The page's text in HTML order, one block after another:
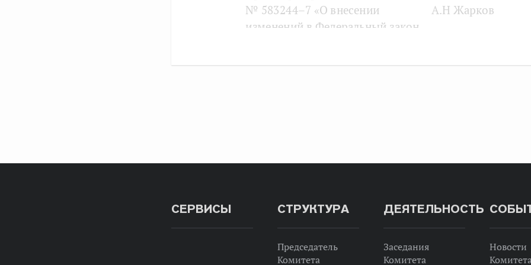
№ 583244–7 «О внесении
изменений в Федеральный закон
воинских формирований
медицинского обеспечения).
Внесен в Государственную Думу
членами Совета Федерации
Ф.А. Клинцевичем,
А.Н Жарков
СЕРВИСЫ СТРУКТУРА
Председатель
Комитета
ДЕЯТЕЛЬНОСТЬ
Заседания
Комитета
Новости